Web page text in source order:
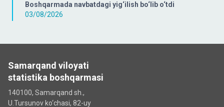
Boshqarmada navbatdagi yig‘ilish bo‘lib o‘tdi
03/08/2026
Samarqand viloyati
statistika boshqarmasi
140100, Samarqand sh.,
U.Tursunov ko‘chаsi, 82-uy